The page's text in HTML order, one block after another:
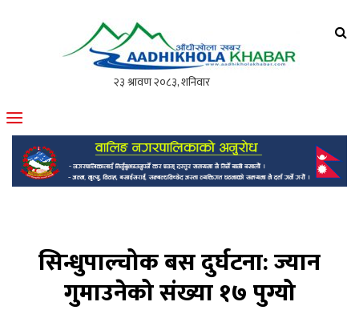
मोफसलकै लोकप्रिय अनलाइन पत्रिका
सिन्धुपाल्चोक बस दुर्घटना: ज्यान
गुमाउनेको संख्या १७ पुग्यो